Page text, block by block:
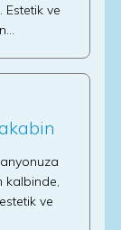
ve
kalbinde,
ve